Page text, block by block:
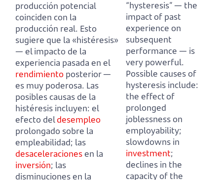
producción potencial
coinciden con la
producción real. Esto
sugiere que la «histéresis»
— el impacto de la
experiencia pasada en el
rendimiento posterior —
es muy poderosa. Las
posibles causas de la
histéresis incluyen: el
efecto deldesempleo
prolongado sobre la
empleabilidad; las
desaceleracionesen la
inversión; las
disminuciones en la
“hysteresis” — the
impact of past
experience on
subsequent
performance — is
very powerful.
Possible causes of
hysteresis include:
the effect of
prolonged
joblessness on
employability;
slowdowns in
investment;
declines in the
capacity of the